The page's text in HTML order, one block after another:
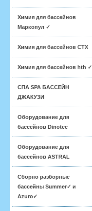
Химия для бассейнов
Маркопул ✓
Химия для бассейнов CTX
Химия для бассейнов hth ✓
СПА SPA БАССЕЙН
ДЖАКУЗИ
Оборудование для
бассейнов Dinotec
Оборудование для
бассейнов ASTRAL
Сборно разборные
бассейны Summer✓ и
Azuro✓